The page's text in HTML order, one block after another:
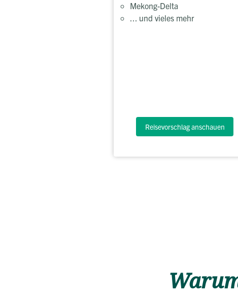
Mekong-Delta
... und vieles mehr
Reisevorschlag anschauen